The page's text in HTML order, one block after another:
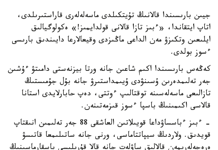
جيىن بارىسىندا قالانىڭ تۇيتكىلدى ماسەلەلەرى قاراستىرىلدى،
اتاپ ايتقاندا، «ءبىز تازا قالانى قولدايمىز!» ەكولوگيالىق
ايلىعىن وتكىزۋ مەن الداعى ماڭىزدى وقيعالارعا دايىندىق بارىسى
ءسوز بولدى.
كەڭەس بارىسىندا اكىم شاعىن جانە ورتا بيزنەستى دامىتۋ ءۇشىن
جەر تەلىمدەرىن ۇسىنۋدى ۇيىمداستىرۋ جانە بۇل جۇمىستىڭ
تازالىعى ماسەلەسىنە توقتالىپ ءوتتى، دەپ حابارلايدى استانا
قالاسى اكىمىنىڭ باسپا ءسوز قىزمەتىنەن.
- ءبىز ءباسساۋداعا قويىلاتىن العاشقى 88 جەر تەلىمىن انىقتاپ
قويدىق. ولاردىڭ سيپاتتاماسى، ورنى جانە ساتىلىمعا قاتىسۋ